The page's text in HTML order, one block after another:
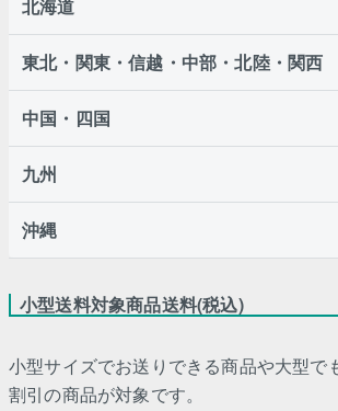
北海道
東北・関東・信越・中部・北陸・関西
中国・四国
九州
沖縄
小型送料対象商品送料(税込)
小型サイズでお送りできる商品や大型で
割引の商品が対象です。